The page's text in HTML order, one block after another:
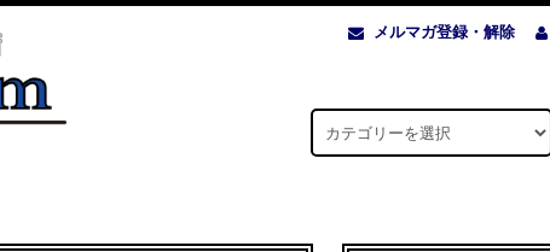
メルマガ登録・解除